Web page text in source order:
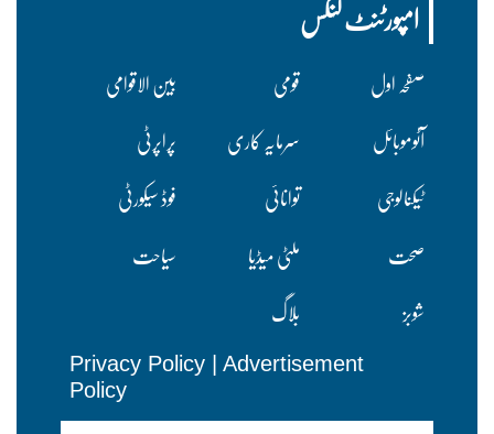
امپورٹنٹ لنکس
صفحہ اول قومی
بین الاقوامی
آٹوموبائل
سرمایہ کاری
پراپرٹی
ٹیکنالوجی
توانائی
فوڈ سیکورٹی
صحت
ملٹی میڈیا
سیاحت
شوبز
بلاگ
Privacy Policy | Advertisement
Policy